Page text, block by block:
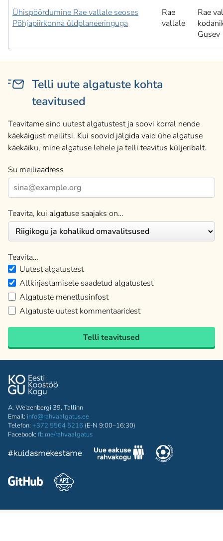
Ühispöördumine Rae vallale seoses
Põhjapiirkonna üldplaneeringuga
Rae
vallale
Rae
Gusev
Telli uute algatuste kohta
teavitused
Teavitame sind uutest algatustest ja soovi korral nende
käekäigust meilitsi. Kui soovid jälgida vaid ühe algatuse
käekäiku, mine algatuse lehele ja telli teavitus küljeribalt.
Su meiliaadress
Teavita, kui algatuse saajaks on…
Teavita…
Uutest algatustest
Allkirjastamisele saadetud algatustest
Algatuste menetlusinfost
Algatuste uutest kommentaaridest
Telli teavitused
A. Weizenbergi 39, Tallinn
Email: info@rahvaalgatus.ee
Telefon: +372 5564 5216 (E-N 9:00–16:30)
Facebook: fb.me/rahvaalgatus